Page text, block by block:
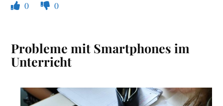
0 0
Probleme mit Smartphones im
Unterricht